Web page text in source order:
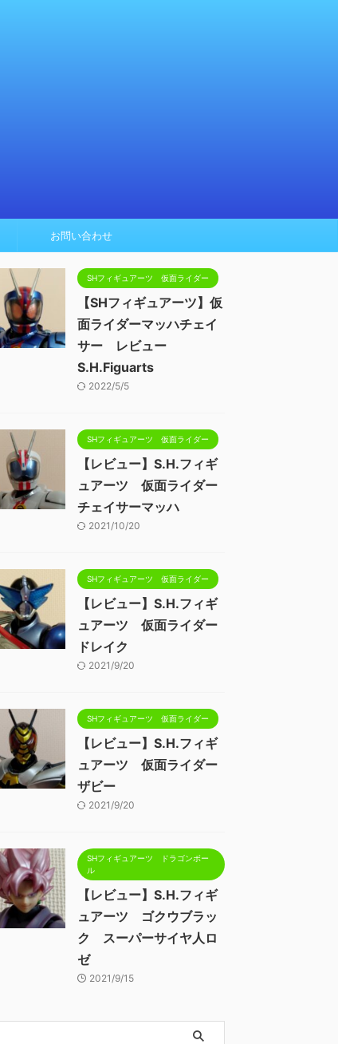
お問い合わせ
SHフィギュアーツ 仮面ライダー
【SHフィギュアーツ】仮
面ライダーマッハチェイ
サー レビュー
S.H.Figuarts
2022/5/5
SHフィギュアーツ 仮面ライダー
【レビュー】S.H.フィギ
ュアーツ 仮面ライダー
チェイサーマッハ
2021/10/20
SHフィギュアーツ 仮面ライダー
【レビュー】S.H.フィギ
ュアーツ 仮面ライダー
ドレイク
2021/9/20
SHフィギュアーツ 仮面ライダー
【レビュー】S.H.フィギ
ュアーツ 仮面ライダー
ザビー
2021/9/20
SHフィギュアーツ ドラゴンボー
ル
【レビュー】S.H.フィギ
ュアーツ ゴクウブラッ
ク スーパーサイヤ人ロ
ゼ
2021/9/15